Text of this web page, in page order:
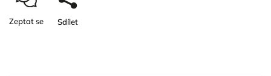
Zeptat se Sdílet